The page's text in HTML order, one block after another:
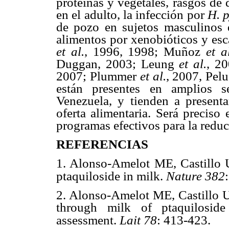
en el adulto, la infección por H.
de pozo en sujetos
alimentos por xenobióticos y
et al., 1996, 1998; Muñoz et
Duggan, 2003; Leunget al.,
2007; Plummer et al., 2007,
están presentes en amplios
Venezuela, y tienden a
oferta alimentaria. Será preciso
programas efectivos para la
REFERENCIAS
1. Alonso-Amelot ME, Castillo
ptaquiloside in milk. Nature 382
2. Alonso-Amelot ME, Castillo
through milk of
assessment. Lait 78: 413-423.